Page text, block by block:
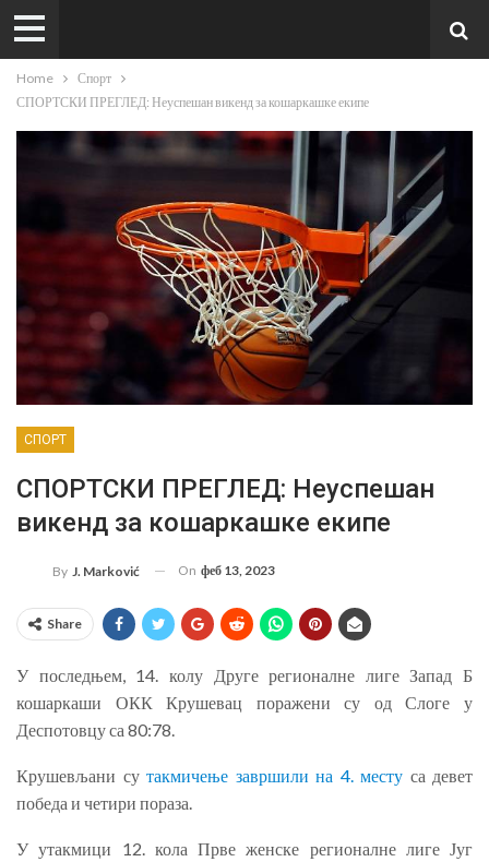
Home
Спорт
СПОРТСКИ ПРЕГЛЕД: Неуспешан викенд за кошаркашке екипе
СПОРТ
СПОРТСКИ ПРЕГЛЕД: Неуспешан
викенд за кошаркашке екипе
By J. Marković On феб 13, 2023
Share
У последњем, 14. колу Друге регионалне лиге Запад Б
кошаркаши ОКК Крушевац поражени су од Слоге у
Деспотовцу са 80:78.
Крушевљани су такмичење завршили на 4. месту са девет
победа и четири пораза.
У утакмици 12. кола Прве женске регионалне лиге Југ